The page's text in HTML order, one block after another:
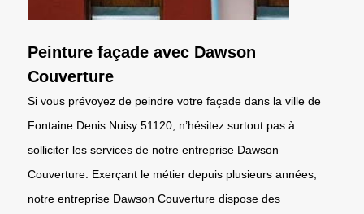
Peinture façade avec Dawson
Couverture
Si vous prévoyez de peindre votre façade dans la ville de
Fontaine Denis Nuisy 51120, n’hésitez surtout pas à
solliciter les services de notre entreprise Dawson
Couverture. Exerçant le métier depuis plusieurs années,
notre entreprise Dawson Couverture dispose des